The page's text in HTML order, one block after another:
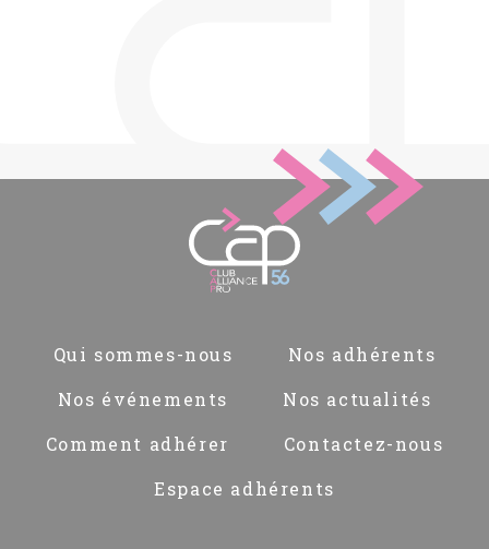
Qui sommes-nous
Nos adhérents
Nos événements
Nos actualités
Comment adhérer
Contactez-nous
Espace adhérents